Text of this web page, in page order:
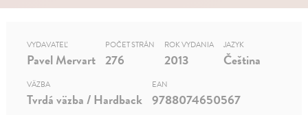
VYDAVATEĽ
Pavel Mervart
POČET STRÁN
276
ROK VYDANIA
2013
JAZYK
Čeština
VÄZBA
Tvrdá väzba / Hardback
EAN
9788074650567